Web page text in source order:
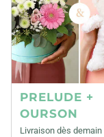
PRELUDE +
OURSON
Livraison dès demain